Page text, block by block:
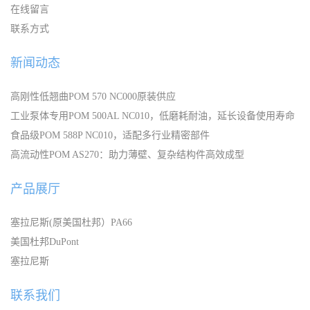
在线留言
联系方式
新闻动态
高刚性低翘曲POM 570 NC000原装供应
工业泵体专用POM 500AL NC010，低磨耗耐油，延长设备使用寿命
食品级POM 588P NC010，适配多行业精密部件
高流动性POM AS270：助力薄壁、复杂结构件高效成型
产品展厅
塞拉尼斯(原美国杜邦）PA66
美国杜邦DuPont
塞拉尼斯
联系我们